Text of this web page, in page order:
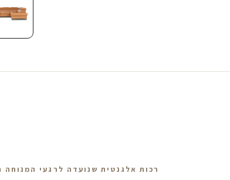
רכות אלגנטית שנועדה לרגעי המנוחה